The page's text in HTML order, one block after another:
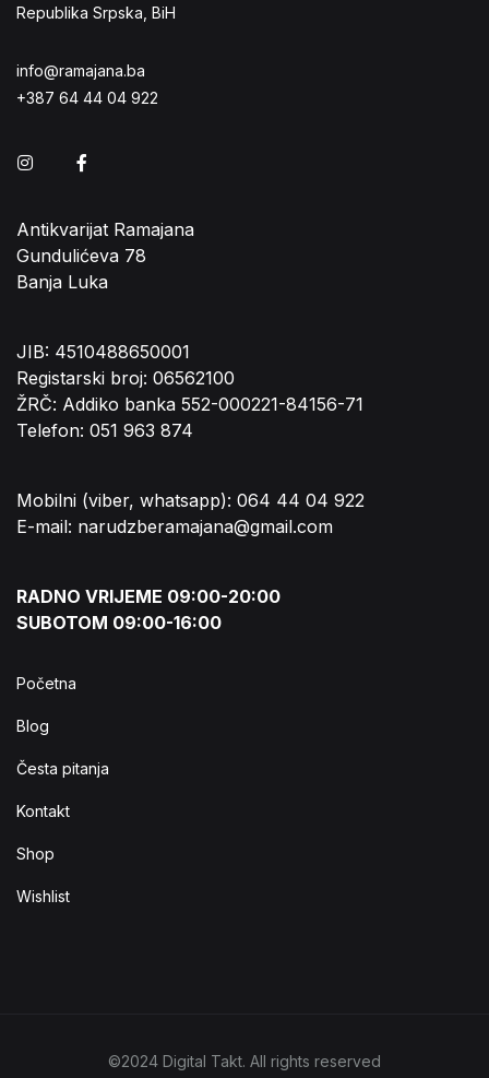
Republika Srpska, BiH
info@ramajana.ba
+387 64 44 04 922
Instagram
Antikvarijat Ramajana
Gundulićeva 78
Banja Luka
JIB: 4510488650001
Registarski broj: 06562100
ŽRČ: Addiko banka 552-000221-84156-71
Telefon: 051 963 874
Mobilni (viber, whatsapp): 064 44 04 922
E-mail: narudzberamajana@gmail.com
RADNO VRIJEME 09:00-20:00
SUBOTOM 09:00-16:00
Početna
Blog
Česta pitanja
Kontakt
Shop
Wishlist
©2024 Digital Takt. All rights reserved